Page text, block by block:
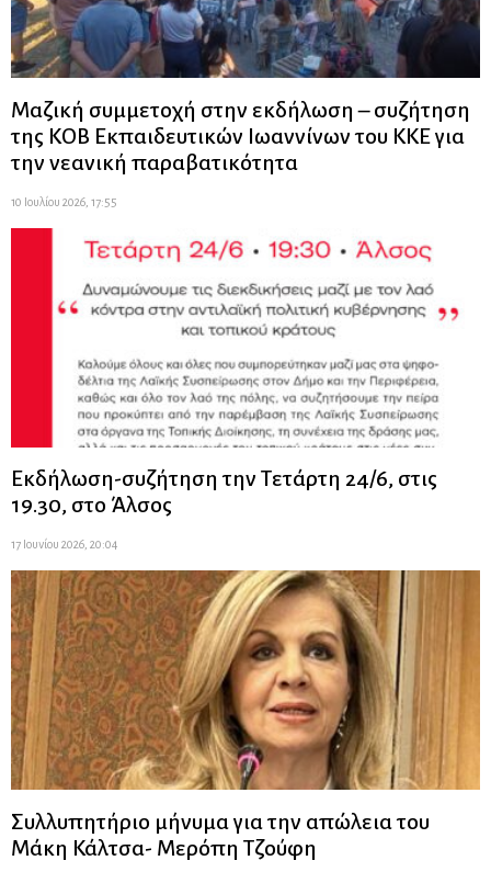
Μαζική συμμετοχή στην εκδήλωση – συζήτηση
της ΚΟΒ Εκπαιδευτικών Ιωαννίνων του ΚΚΕ για
την νεανική παραβατικότητα
10 Ιουλίου 2026, 17:55
Εκδήλωση-συζήτηση την Τετάρτη 24/6, στις
19.30, στο Άλσος
17 Ιουνίου 2026, 20:04
Συλλυπητήριο μήνυμα για την απώλεια του
Μάκη Κάλτσα- Μερόπη Τζούφη